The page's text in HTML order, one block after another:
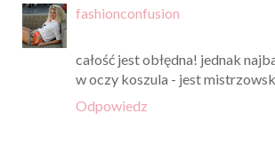
fashionconfusion
całość jest obłędna! jednak
w oczy koszula - jest
Odpowiedz